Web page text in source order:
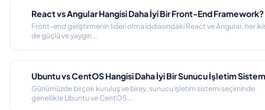
React vs Angular Hangisi Daha İyi Bir Front-End Framework?
Front-end geliştirmenin lideri olma iddiasındaki React ve Angular, her
de güçlü ve yaygın...
Ubuntu vs CentOS Hangisi Daha İyi Bir Sunucu İşletim
Günümüzde birçok kuruluş ve birey, sunucu işletim sistemi seçiminde
genellikle Ubuntu ve CentOS...